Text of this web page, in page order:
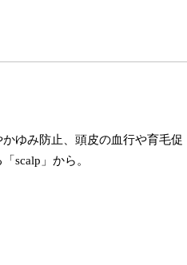
ゆみ防止、頭皮の血行や育毛促
scalp」から。